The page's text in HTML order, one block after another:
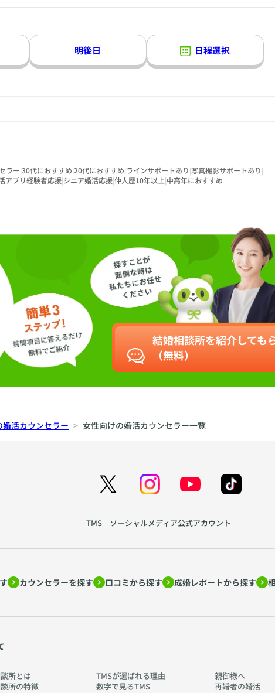
明後日 日程選択
ラー|30代におすすめ|20代におすすめ|ラインサポートあり|写真撮影サポートあり|
アプリ経験者応援|シニア婚活応援|仲人歴10年以上|中高年におすすめ
結婚相談所を紹介しても
（無料）
婚活カウンセラー 女性向けの婚活カウンセラー一覧
TMS ソーシャルメディア公式アカウント
カウンセラーを探す 口コミから探す 成婚レポートから探す
所とは
所の特徴
TMSが選ばれる理由
数字で見るTMS
親御様へ
再婚者の婚活